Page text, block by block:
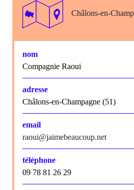
Châlons-en-
nom
Compagnie Raoui
adresse
Châlons-en-Champagne (51)
email
raoui@jaimebeaucoup.net
téléphone
09 78 81 26 29